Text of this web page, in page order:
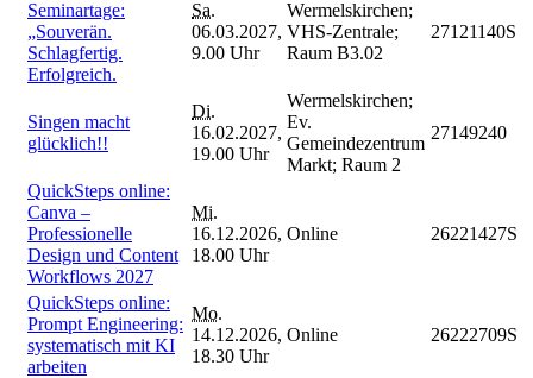
Seminartage:
„Souverän.
Schlagfertig.
Erfolgreich.
Sa.
06.03.2027,
9.00 Uhr
Wermelskirchen;
VHS-Zentrale;
Raum B3.02
27121140S
Singen macht
glücklich!!
Di.
16.02.2027,
19.00 Uhr
Wermelskirchen;
Ev.
Gemeindezentrum
Markt; Raum 2
27149240
QuickSteps online:
Canva –
Professionelle
Design und Content
Workflows 2027
Mi.
16.12.2026,
18.00 Uhr
Online 26221427S
QuickSteps online:
Prompt Engineering:
systematisch mit KI
arbeiten
Mo.
14.12.2026,
18.30 Uhr
Online 26222709S